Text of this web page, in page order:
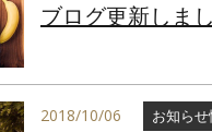
ブログ更新しま
2018/10/06 お知らせ